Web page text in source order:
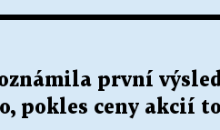
první
pokles ceny akcií